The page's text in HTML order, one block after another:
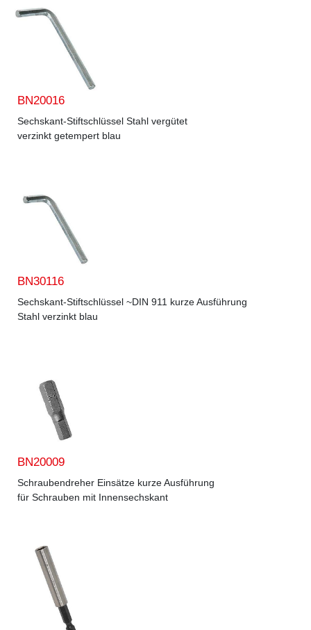
BN20016
Sechskant-Stiftschlüssel Stahl vergütet
verzinkt getempert blau
BN30116
Sechskant-Stiftschlüssel ~DIN 911 kurze Ausführung
Stahl verzinkt blau
BN20009
Schraubendreher Einsätze kurze Ausführung
für Schrauben mit Innensechskant